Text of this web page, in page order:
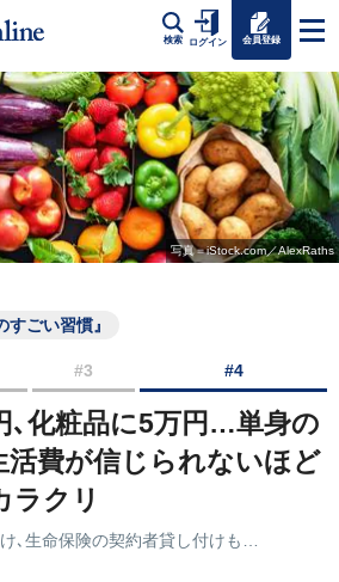
検索 ログイン 会員登録
写真＝iStock.com／AlexRaths
すごい習慣』
#3 #4
､化粧品に5万円…単身の
活費が信じられないほど
ラクリ
､生命保険の契約者貸し付けも…